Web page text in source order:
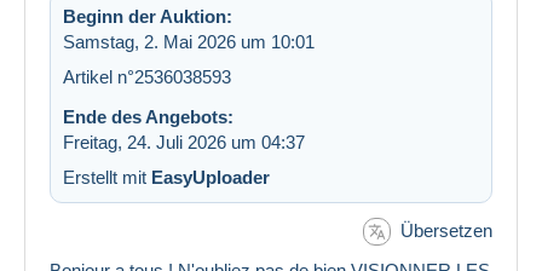
Beginn der Auktion:
Samstag, 2. Mai 2026 um 10:01
Artikel n°2536038593
Ende des Angebots:
Freitag, 24. Juli 2026 um 04:37
Erstellt mit EasyUploader
Übersetzen